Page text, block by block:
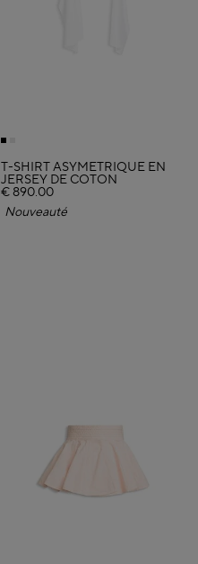
T-SHIRT ASYMÉTRIQUE EN
JERSEY DE COTON
€ 890.00
Nouveauté